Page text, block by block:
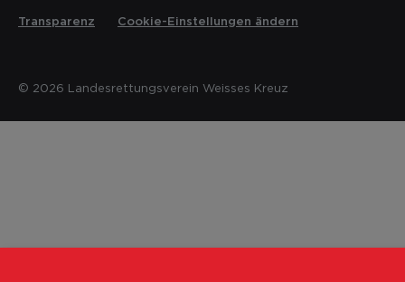
© 2026 Landesrettungsverein Weisses Kreuz
Transparenz Cookie-Einstellungen ändern